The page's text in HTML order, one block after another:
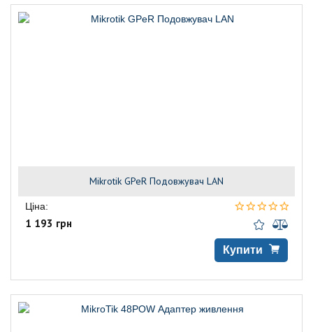
Mikrotik GPeR Подовжувач LAN
Ціна:
1 193 грн
Купити